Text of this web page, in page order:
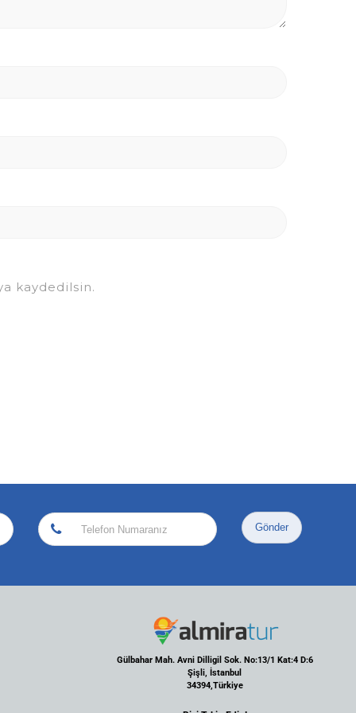
kaydedilsin.
Gönder
Gülbahar Mah. Avni Dilligil Sok. No:13/1 Kat:4 D:6
Şişli, İstanbul
34394,Türkiye